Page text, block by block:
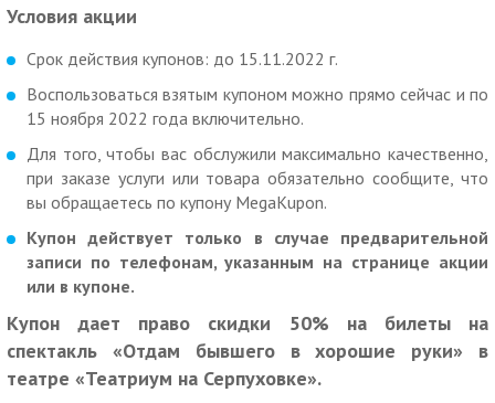
Условия акции
Срок действия купонов: до 15.11.2022 г.
Воспользоваться взятым купоном можно прямо сейчас и по
15 ноября 2022 года включительно.
Для того, чтобы вас обслужили максимально качественно,
при заказе услуги или товара обязательно сообщите, что
вы обращаетесь по купону MegaKupon.
Купон действует только в случае предварительной
записи по телефонам, указанным на странице акции
или в купоне.
Купон дает право скидки 50% на билеты на
спектакль «Отдам бывшего в хорошие руки» в
театре «Театриум на Серпуховке».